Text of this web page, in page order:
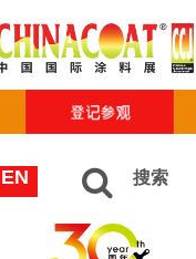
EN 搜索